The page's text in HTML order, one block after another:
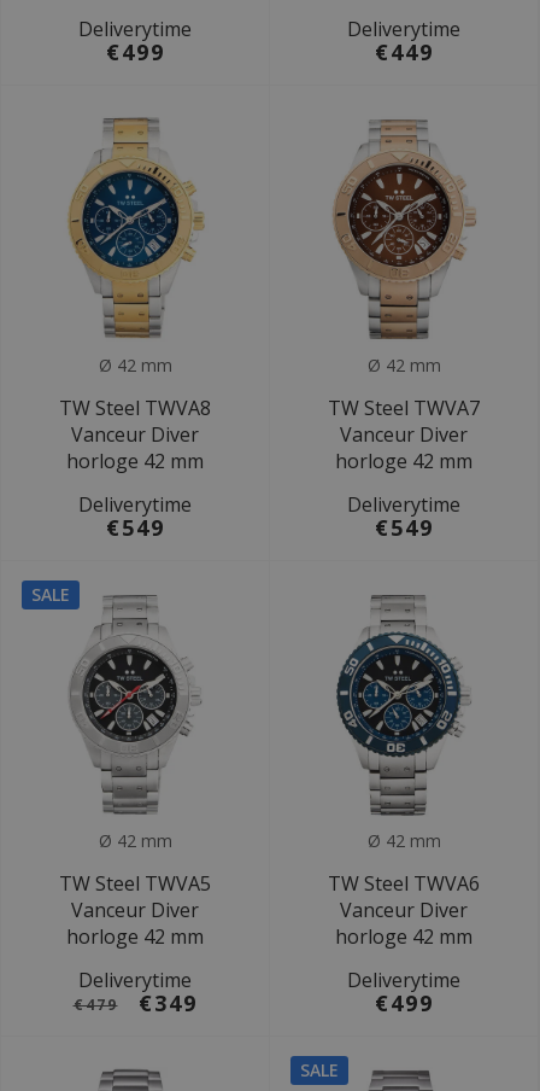
Deliverytime
€499
Deliverytime
€449
Ø 42 mm
TW Steel TWVA8
Vanceur Diver
horloge 42 mm
Deliverytime
€549
Ø 42 mm
TW Steel TWVA7
Vanceur Diver
horloge 42 mm
Deliverytime
€549
SALE
Ø 42 mm
TW Steel TWVA5
Vanceur Diver
horloge 42 mm
Deliverytime
€479 €349
Ø 42 mm
TW Steel TWVA6
Vanceur Diver
horloge 42 mm
Deliverytime
€499
SALE